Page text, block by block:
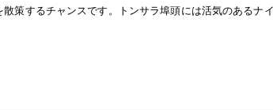
策するチャンスです。トンサラ埠頭には活気のある